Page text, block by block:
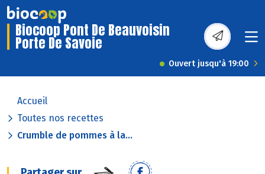
Biocoop Pont De Beauvoisin
Porte De Savoie
Ouvert jusqu'à 19:00
Accueil
Toutes nos recettes
Crumble de pommes à la...